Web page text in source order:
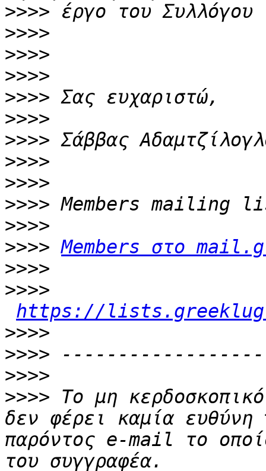
>>>>
>>>>
>>>>
>>>>
>>>>
>>>>
>>>>
>>>>
>>>>
>>>>
>>>>
>>>> Members στο
>>>>
>>>>
https://
>>>>
>>>>
>>>>
>>>> Το μη
δεν φέρει καμία ευθύνη
παρόντος e-mail το